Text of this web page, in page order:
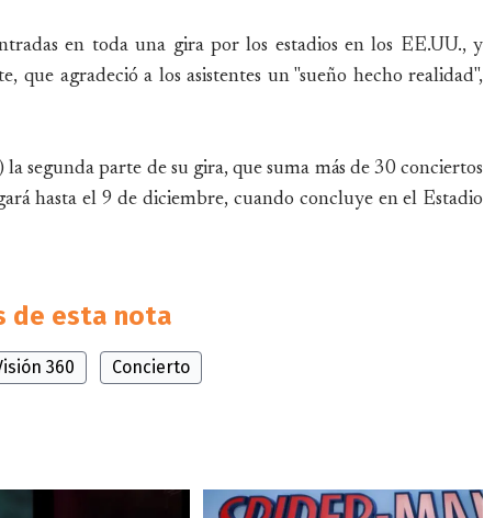
en toda una gira por los estadios en los EE.UU., y
que agradeció a los asistentes un "sueño hecho realidad",
segunda parte de su gira, que suma más de 30 conciertos
hasta el 9 de diciembre, cuando concluye en el Estadio
de esta nota
360 Concierto